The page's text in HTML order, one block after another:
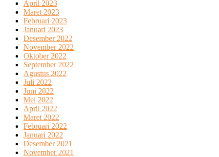
April 2023
Maret 2023
Februari 2023
Januari 2023
Desember 2022
November 2022
Oktober 2022
September 2022
Agustus 2022
Juli 2022
Juni 2022
Mei 2022
April 2022
Maret 2022
Februari 2022
Januari 2022
Desember 2021
November 2021